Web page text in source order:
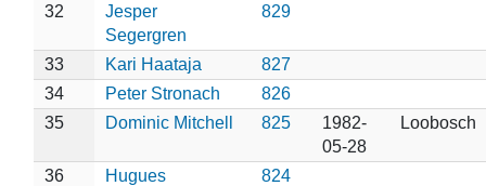
32
Jesper
Segergren
829
33 Kari Haataja
827
34
Peter Stronach
826
35
Dominic Mitchell 825
1982-
05-28
Loobosch
36
Hugues
824